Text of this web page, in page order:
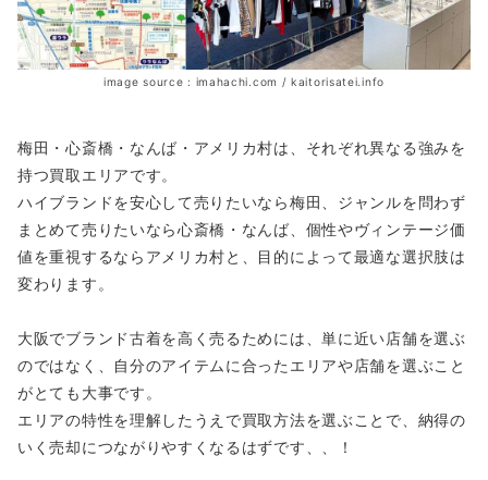
image source : imahachi.com / kaitorisatei.info
梅田・心斎橋・なんば・アメリカ村は、それぞれ異なる強みを
持つ買取エリアです。
ハイブランドを安心して売りたいなら梅田、ジャンルを問わず
まとめて売りたいなら心斎橋・なんば、個性やヴィンテージ価
値を重視するならアメリカ村と、目的によって最適な選択肢は
変わります。
大阪でブランド古着を高く売るためには、単に近い店舗を選ぶ
のではなく、自分のアイテムに合ったエリアや店舗を選ぶこと
がとても大事です。
エリアの特性を理解したうえで買取方法を選ぶことで、納得の
いく売却につながりやすくなるはずです、、！